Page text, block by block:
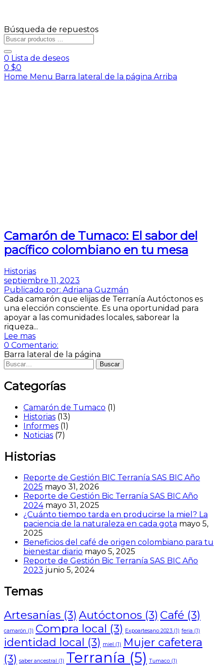
Búsqueda de repuestos
0 Lista de deseos
0 $0
Home Menu Barra lateral de la página Arriba
Camarón de Tumaco: El sabor del
pacífico colombiano en tu mesa
Historias
septiembre 11, 2023
Publicado por: Adriana Guzmán
Cada camarón que elijas de Terranía Autóctonos es
una elección consciente. Es una oportunidad para
apoyar a las comunidades locales, saborear la
riqueza...
Lee mas
0 Comentario:
Barra lateral de la página
Buscar
Categorías
Camarón de Tumaco (1)
Historias (13)
Informes (1)
Noticias (7)
Historias
Reporte de Gestión BIC Terranía SAS BIC Año
2025 mayo 31, 2026
Reporte de Gestión Bic Terranía SAS BIC Año
2024 mayo 31, 2025
¿Cuánto tiempo tarda en producirse la miel? La
paciencia de la naturaleza en cada gota mayo 5,
2025
Beneficios del café de origen colombiano para tu
bienestar diario mayo 5, 2025
Reporte de Gestión Bic Terranía SAS BIC Año
2023 junio 5, 2024
Temas
Artesanías (3) Autóctonos (3) Café (3)
camarón (1) Compra local (3) Expoartesano 2023 (1) feria (1)
identidad local (3) miel (1)
Mujer cafetera
(3) saber ancestral (1) Terranía (5) Tumaco (1)